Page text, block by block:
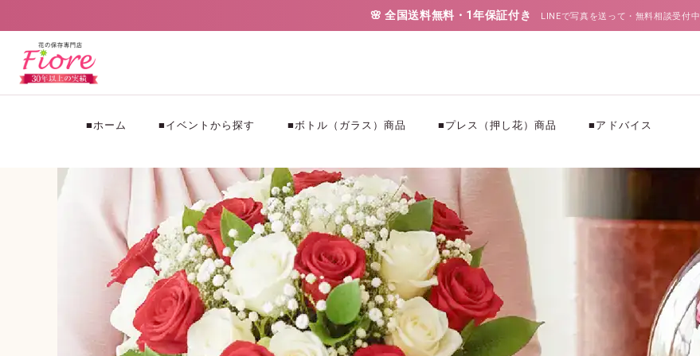
🌸 全国送料無料・1年保証付き LINEで写真を送って・無料相談受付中
■ホーム ■イベントから探す ■ボトル（ガラス）商品 ■プレス（押し花）商品 ■アドバイス